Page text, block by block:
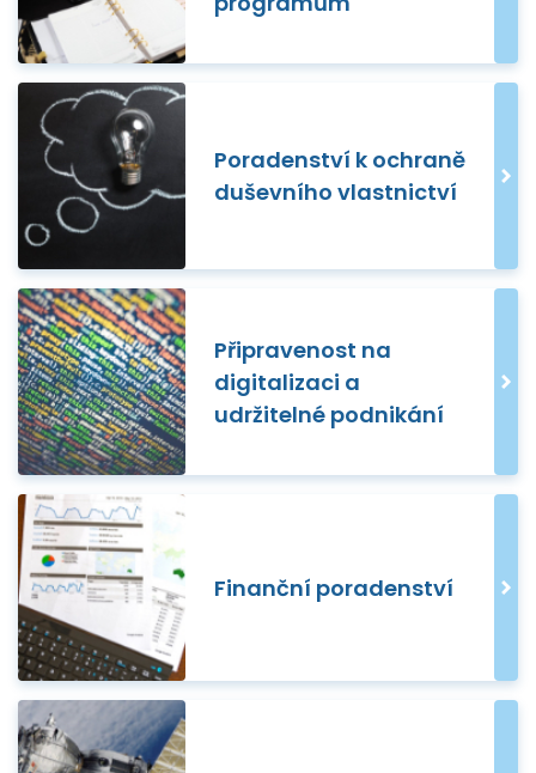
Poradenství k ochraně
duševního vlastnictví
Připravenost na
digitalizaci a
udržitelné podnikání
Finanční poradenství